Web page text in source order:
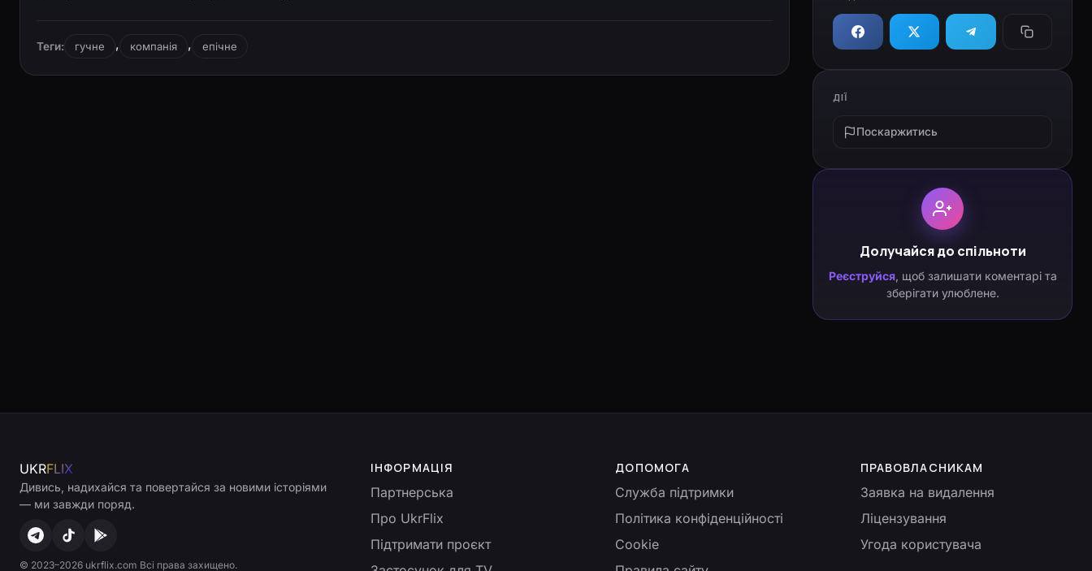
Теги: гучне , компанія , епічне
ДІЇ
Поскаржитись
Долучайся до спільноти
Реєструйся, щоб залишати коментарі та
зберігати улюблене.
UKRFLIX
Дивись, надихайся та повертайся за новими історіями
— ми завжди поряд.
© 2023–2026 ukrflix.com Всі права захищено.
ІНФОРМАЦІЯ
Партнерська
Про UkrFlix
Підтримати проєкт
ДОПОМОГА
Служба підтримки
Політика конфіденційності
Cookie
ПРАВОВЛАСНИКАМ
Заявка на видалення
Ліцензування
Угода користувача